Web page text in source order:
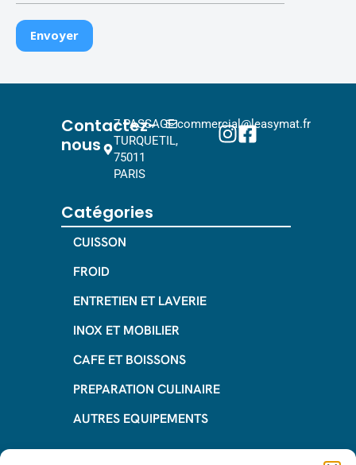
Contactez-
nous
7 PASSAGE
TURQUETIL,
75011
PARIS
commercial@leasymat.fr
Catégories
CUISSON
FROID
ENTRETIEN ET LAVERIE
INOX ET MOBILIER
CAFE ET BOISSONS
PREPARATION CULINAIRE
AUTRES EQUIPEMENTS